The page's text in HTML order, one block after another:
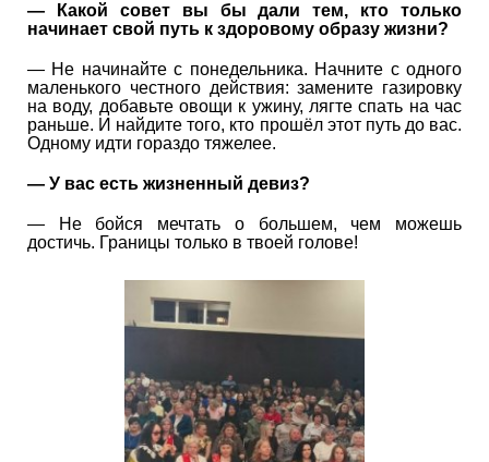
— Какой совет вы бы дали тем, кто только
начинает свой путь к здоровому образу жизни?
— Не начинайте с понедельника. Начните с одного
маленького честного действия: замените газировку
на воду, добавьте овощи к ужину, лягте спать на час
раньше. И найдите того, кто прошёл этот путь до вас.
Одному идти гораздо тяжелее.
— У вас есть жизненный девиз?
— Не бойся мечтать о большем, чем можешь
достичь. Границы только в твоей голове!